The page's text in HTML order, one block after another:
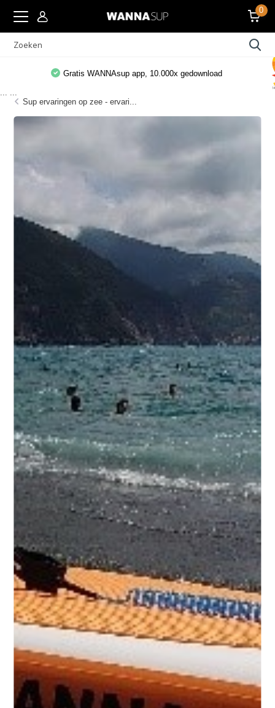
0
Gratis WANNAsup app, 10.000x gedownload
Sup ervaringen op zee - ervari...
... ...